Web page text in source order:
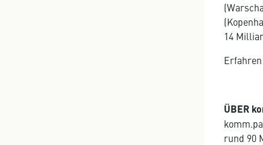
14
ÜBER
rund 90